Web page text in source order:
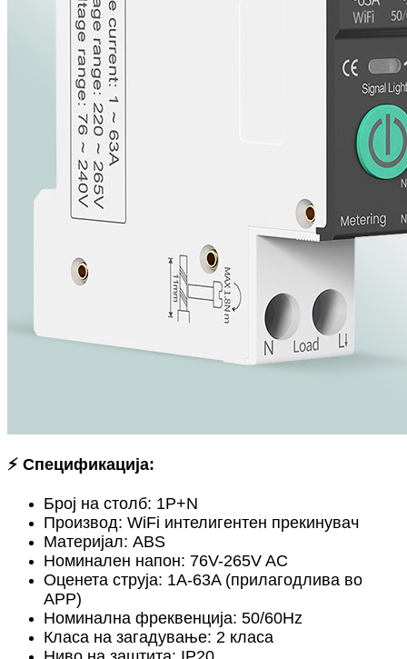
⚡ Спецификација:
Број на столб: 1P+N
Производ: WiFi интелигентен прекинувач
Материјал: ABS
Номинален напон: 76V-265V AC
Оценета струја: 1A-63A (прилагодлива во
APP)
Номинална фреквенција: 50/60Hz
Класа на загадување: 2 класа